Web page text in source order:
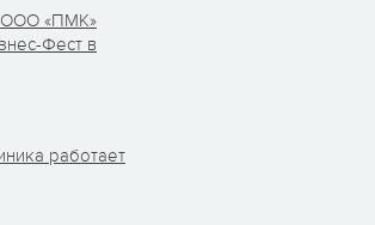
ООО «ПМК»
Фест в
работает